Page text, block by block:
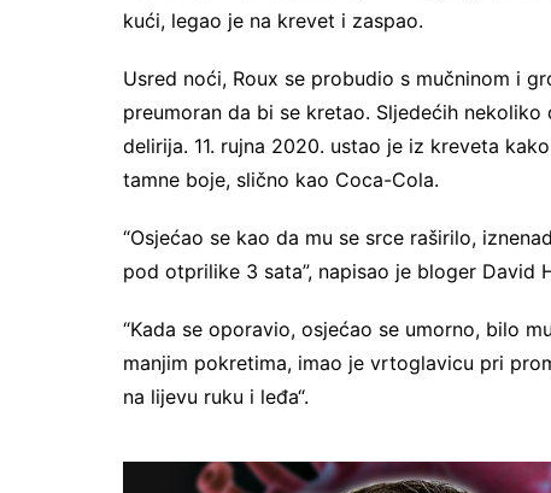
kući, legao je na krevet i zaspao.
Usred noći, Roux se probudio s mučninom i
preumoran da bi se kretao. Sljedećih
delirija. 11. rujna 2020. ustao je iz kreveta
tamne boje, slično kao Coca-Cola.
“Osjećao se kao da mu se srce raširilo,
pod otprilike 3 sata”, napisao je bloger David
“Kada se oporavio, osjećao se umorno, bilo
manjim pokretima, imao je vrtoglavicu pri
na lijevu ruku i leđa“.